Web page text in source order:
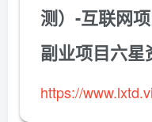
测）-互联网
副业项目六星
https://